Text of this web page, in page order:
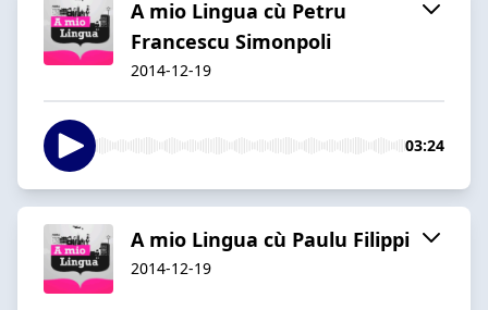
A mio Lingua cù Petru
Francescu Simonpoli
2014-12-19
03:24
A mio Lingua cù Paulu Filippi
2014-12-19